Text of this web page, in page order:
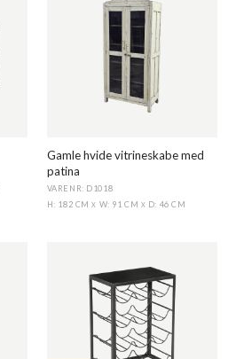
Gamle hvide vitrineskabe med
patina
VARENR: D1018
H: 182 CMX W: 91 CM X D: 46 CM